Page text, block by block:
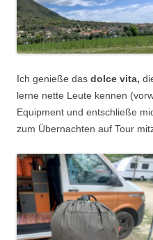
Ich genieße das dolce vita,
lerne nette Leute kennen
Equipment und entschließe
zum Übernachten auf Tour